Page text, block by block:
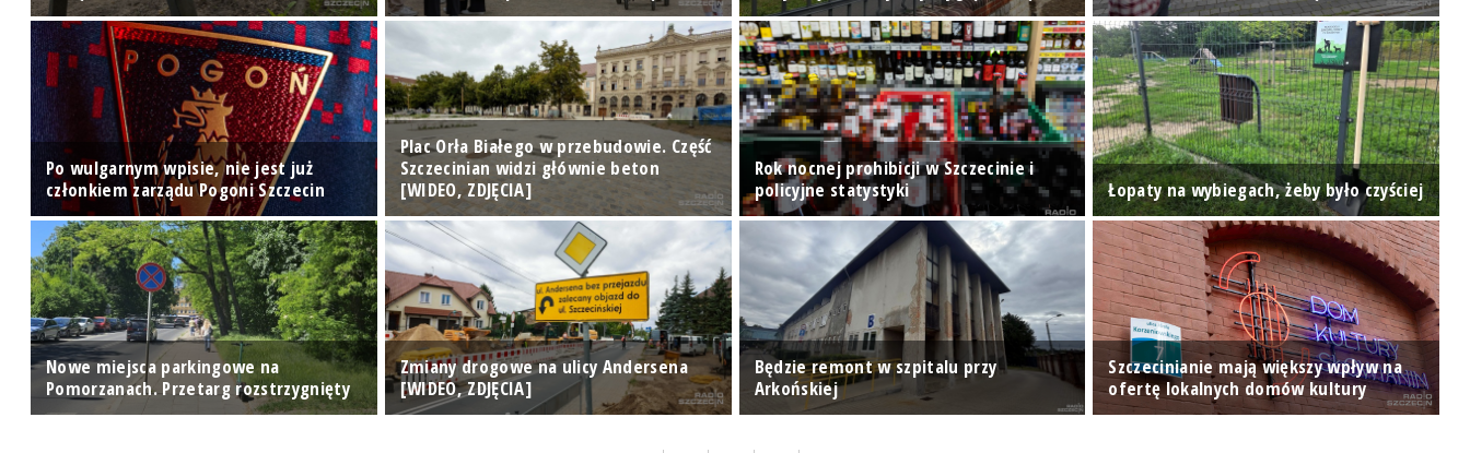
Po wulgarnym wpisie, nie jest już
członkiem zarządu Pogoni Szczecin
Plac Orła Białego w przebudowie. Część
Szczecinian widzi głównie beton
[WIDEO, ZDJĘCIA]
Rok nocnej prohibicji w Szczecinie i
policyjne statystyki
Łopaty na wybiegach, żeby było czyściej
Nowe miejsca parkingowe na
Pomorzanach. Przetarg rozstrzygnięty
Zmiany drogowe na ulicy Andersena
[WIDEO, ZDJĘCIA]
Będzie remont w szpitalu przy
Arkońskiej
Szczecinianie mają większy wpływ na
ofertę lokalnych domów kultury